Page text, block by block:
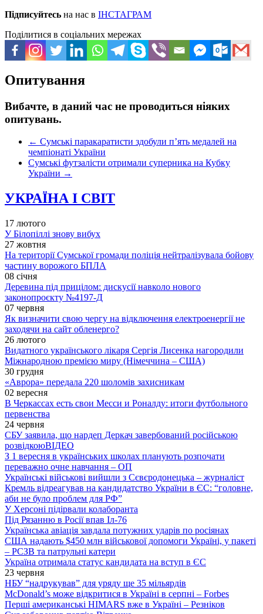
Підписуйтесь на нас в ІНСТАГРАМ
Поділитися в соціальних мережах
Опитування
Вибачте, в даний час не проводиться ніяких
опитувань.
← Сумські паракаратисти здобули п’ять медалей на
чемпіонаті України
Сумські футзалісти отримали суперника на Кубку
України →
УКРАЇНА І СВІТ
17 лютого
У Білопіллі знову вибух
27 жовтня
На території Сумської громади поліція нейтралізувала бойову
частину ворожого БПЛА
08 січня
Деревина під прицілом: дискусії навколо нового
законопроєкту №4197-Д
07 червня
Як визначити свою чергу на відключення електроенергії не
заходячи на сайт обленерго?
26 лютого
Видатного українського лікаря Сергія Лисенка нагородили
Міжнародною премією миру (Німеччина – США)
30 грудня
«Аврора» передала 220 шоломів захисникам
02 вересня
В Черкассах есть свои Месси и Роналду: итоги футбольного
первенства
24 червня
СБУ заявила, що нардеп Деркач завербований російською
розвідкоюВІДЕО
З 1 вересня в українських школах планують розпочати
переважно очне навчання – ОП
Українські військові вийшли з Сєвєродонецька – журналіст
Кремль відреагував на кандидатство України в ЄС: “головне,
аби не було проблем для РФ”
У Херсоні підірвали колаборанта
Під Рязанню в Росії впав Іл-76
Українська авіація завдала потужних ударів по росіянах
США надають $450 млн військової допомоги Україні, у пакеті
– РСЗВ та патрульні катери
Україна отримала статус кандидата на вступ в ЄС
23 червня
НБУ “надрукував” для уряду ще 35 мільярдів
McDonald’s може відкритися в Україні в серпні – Forbes
Перші американські HIMARS вже в Україні – Резніков